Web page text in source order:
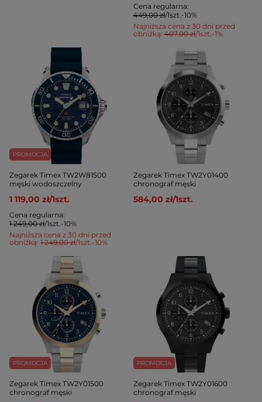
Najniższa cena z 30 dni przed
obniżką:407,00 zł/1szt.-1%
Cena regularna:
449,00 zł/1szt.-10%
PROMOCJA
Zegarek Timex TW2W81500
męski wodoszczelny
1 119,00 zł/1szt.
Najniższa cena z 30 dni przed
obniżką: 1 249,00 zł/1szt.-10%
Cena regularna:
1 249,00 zł/1szt.-10%
Zegarek Timex TW2Y01400
chronograf męski
584,00 zł/1szt.
PROMOCJA
Zegarek Timex TW2Y01500
chronograf męski
PROMOCJA
Zegarek Timex TW2Y01600
chronograf męski